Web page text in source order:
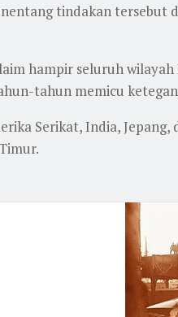
tindakan
hampir seluruh
tahun memicu
Serikat, India,